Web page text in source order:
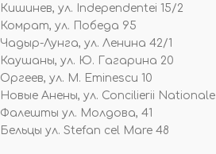
Кишинев, ул. Independentei 15/2
Комрат, ул. Победа 95
Чадыр-Лунга, ул. Ленина 42/1
Каушаны, ул. Ю. Гагарина 20
Оргеев, ул. M. Eminescu 10
Новые Анены, ул. Concilierii Nationale
Фалешты ул. Молдова, 41
Бельцы ул. Stefan cel Mare 48